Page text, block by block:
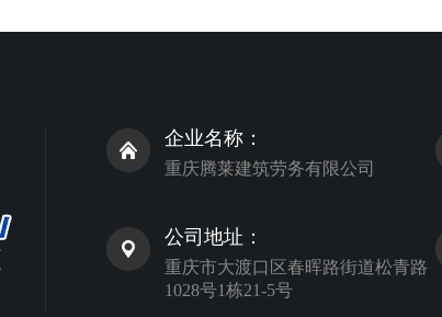
企业名称：
重庆腾莱建筑劳务有限公司
公司地址：
重庆市大渡口区春晖路街道松青路
1028号1栋21-5号